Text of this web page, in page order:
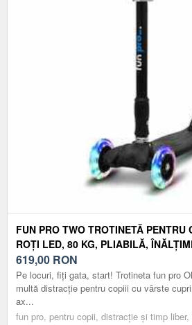
FUN PRO TWO TROTINETĂ PENTRU
ROȚI LED, 80 KG, PLIABILĂ,
619,00 RON
Pe locuri, fiți gata, start! Trotineta fun pro
multă distracție pentru copiii cu vârste
ax...
fun pro, pentru copii, distracție și timp